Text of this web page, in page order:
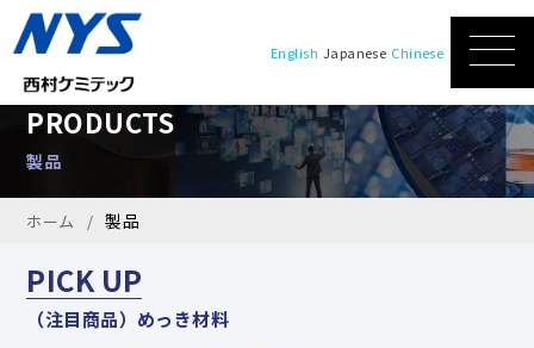
English Japanese Chinese
PRODUCTS
製品
ホーム 製品
PICK UP
（注目商品）めっき材料